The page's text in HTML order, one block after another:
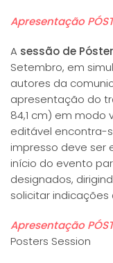
Apresentação
A sessão de
Setembro, em
autores da
apresentação do
84,1 cm) em modo
editável encontra-
impresso deve ser
início do evento
designados,
solicitar indicações
Apresentação
Posters Session